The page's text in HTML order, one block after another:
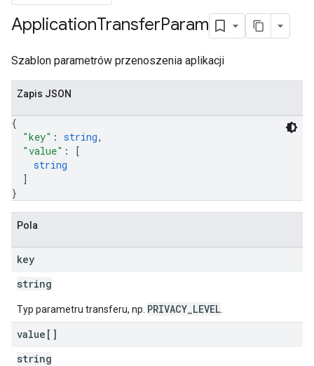
ApplicationTransferParam
Szablon parametrów przenoszenia aplikacji
Zapis JSON
{
"key" : string,
"value" :
[
string
]
}
Pola
key
string
Typ parametru transferu, np. PRIVACY_LEVEL
value[]
string